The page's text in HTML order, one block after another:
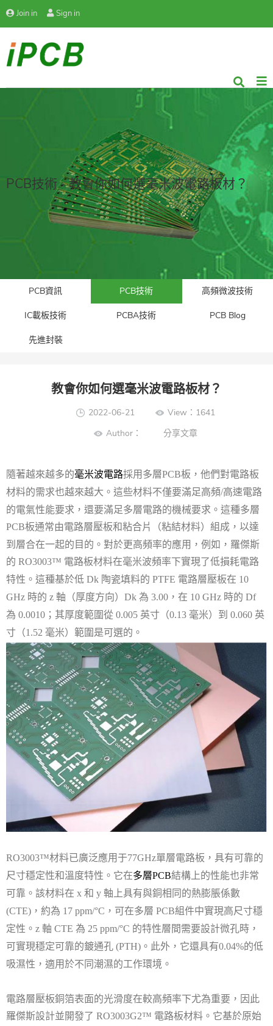
Join in Sign in
PCB技術 - 教會你如何選毫米波電路板材？
PCB資訊 PCB技術 高頻微波技術
IC載板技術 PCBA技術 PCB Blog
先進封裝​
教會你如何選毫米波電路板材？
2022-06-21
View：1641
Author： 分享文章
隨著越來越多的毫米波電路採用多層PCB板，他們對電路板
材料的需求也越來越大。這些材料不僅要滿足高頻/高速電路
的電氣性能要求，還要滿足多層電路的機械要求。這種多層
PCB板通常由電路層壓板和粘合片（粘結材料）組成，以達
到層合在一起的目的。對於更高頻率的應用，例如，羅傑斯
的 RO3003™ 電路板材料在毫米波頻率下實現了低損耗電路
特性。這種基於低 Dk 陶瓷填料的 PTFE 電路層壓板在 10
GHz 時的 z 軸（厚度方向） Dk 為 3.00 ，在 10 GHz 時的 Df
為 0.0010 ；其厚度範圍從 0.005 英寸（0.13 毫米）到 0.060 英
寸（1.52 毫米）範圍是可選的。
RO3003™材料已廣泛應用于77GHz單層電路板，具有可靠的
尺寸穩定性和溫度特性。它在多層PCB結構上的性能也非常
可靠。該材料在 x 和 y 軸上具有與銅相同的熱膨脹係數
(CTE) ，約為 17 ppm/°C ，可在多層 PCB組件中實現高尺寸穩
定性。 z 軸 CTE 為 25 ppm/°C 的特性層間需要設計微孔時，
可實現穩定可靠的鍍通孔 (PTH) 。此外，它還具有0.04%的低
吸濕性，適用於不同潮濕的工作環境。
電路層壓板銅箔表面的光滑度在較高頻率下尤為重要，因此
羅傑斯設計並開發了 RO3003G2™ 電路板材料。它基於原始